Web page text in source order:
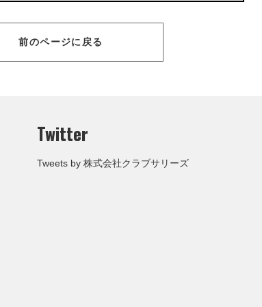
前のページに戻る
Twitter
Tweets by 株式会社クラブサリーズ